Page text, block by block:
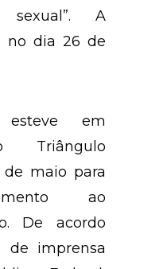
sexual”. A
no dia 26 de
em
Triângulo
maio para
ao
De acordo
de imprensa